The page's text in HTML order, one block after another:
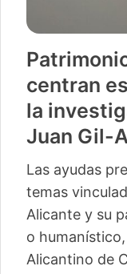
centran
la
Juan Gil-
Las ayudas
temas
Alicante y su
o
Alicantino de